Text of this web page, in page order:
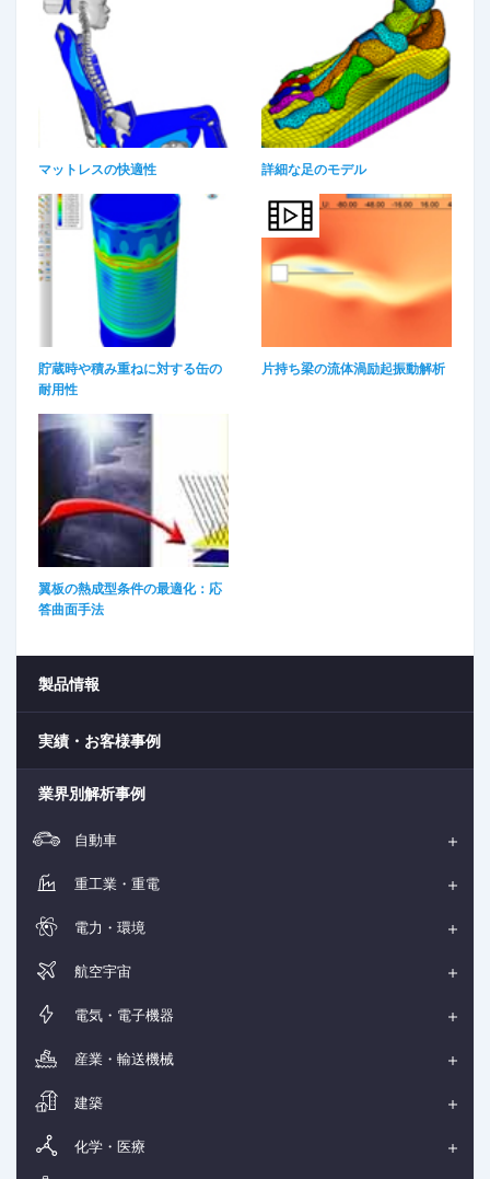
マットレスの快適性 詳細な足のモデル​
貯蔵時や積み重ねに対する缶の
耐用性​
片持ち梁の流体渦励起振動解析
翼板の熱成型条件の最適化：応
答曲面手法
製品情報
実績・お客様事例
業界別解析事例
自動車
重工業・重電
電力・環境
航空宇宙
電気・電子機器
産業・輸送機械
建築
化学・医療